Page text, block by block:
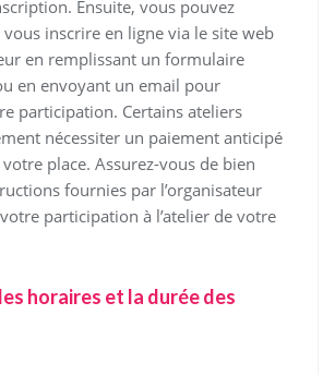
Ensuite, vous pouvez
inscrire en ligne via le site web
en remplissant un formulaire
en envoyant un email pour
participation. Certains ateliers
nécessiter un paiement anticipé
place. Assurez-vous de bien
fournies par l’organisateur
participation à l’atelier de votre
horaires et la durée des